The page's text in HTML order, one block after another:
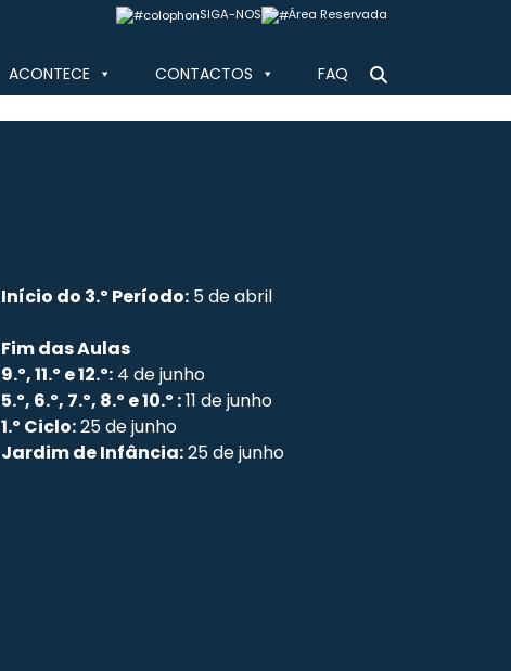
SIGA-NOS Área Reservada
ACONTECE CONTACTOS FAQ
Início do 3.º Período: 5 de abril
Fim das Aulas
9.º, 11.º e 12.º: 4 de junho
5.º, 6.º, 7.º, 8.º e 10.º :11 de junho
1.º Ciclo:25 de junho
Jardim de Infância:25 de junho